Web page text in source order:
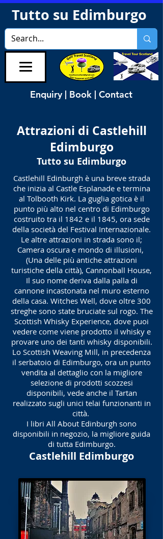
Tutto su Edimburgo
Enquiry | Book | Contact
Attrazioni di Castlehill
Edimburgo
Tutto su Edimburgo
Castlehill Edinburgh è una breve strada
che inizia al Castle Esplanade e termina
al Tolbooth Kirk. La guglia gotica è il
punto più alto nel centro di Edimburgo
costruito tra il 1842 e il 1845, ora sede
della società del Festival Internazionale.
Le altre attrazioni in strada sono il;
Camera oscura e mondo di illusioni,
(Una delle più antiche attrazioni
turistiche della città), Cannonball House,
Il suo nome deriva dalla palla di
cannone incastonata nel muro esterno
della casa. Witches Well, dove oltre 300
streghe sono state bruciate sul rogo. The
Scottish Whisky Experience, dove puoi
vedere come viene prodotto il whisky e
provare uno dei tanti whisky disponibili.
Lo Scottish Weaving Mill, in precedenza
il serbatoio di Edimburgo, ora un punto
vendita al dettaglio con la migliore
selezione di prodotti scozzesi
disponibili, vede anche il Tartan
realizzato sugli unici telai funzionanti in
città.
I libri All About Edinburgh sono
disponibili in negozio, la migliore guida
di tutta Edimburgo.
Castlehill Edimburgo